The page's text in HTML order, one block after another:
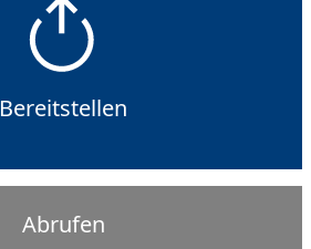
Bereitstellen
Abrufen